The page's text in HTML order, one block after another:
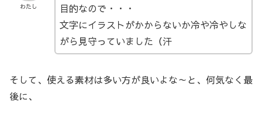
わたし
目的なので・・・
文字にイラストがかからないか冷や冷やしな
がら見守っていました（汗
そして、使える素材は多い方が良いよな～と、何気なく最
後に、